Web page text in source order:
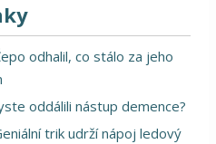
odhalil, co stálo za jeho
oddálili nástup demence?
trik udrží nápoj ledový